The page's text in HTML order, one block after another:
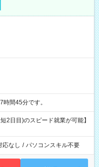
働7時間45分です。
2日目)のスピード就業が可能】
応なし / パソコンスキル不要